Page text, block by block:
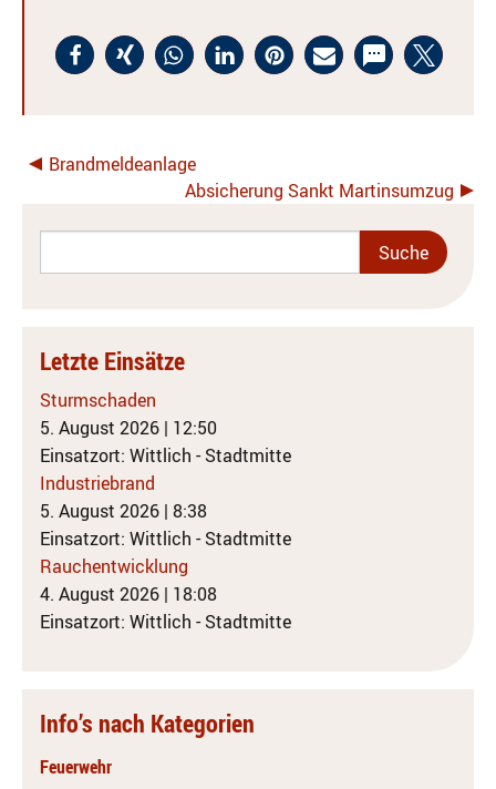
Brandmeldeanlage
Absicherung Sankt Martinsumzug
Letzte Einsätze
Sturmschaden
5. August 2026 | 12:50
Einsatzort: Wittlich - Stadtmitte
Industriebrand
5. August 2026 | 8:38
Einsatzort: Wittlich - Stadtmitte
Rauchentwicklung
4. August 2026 | 18:08
Einsatzort: Wittlich - Stadtmitte
Info’s nach Kategorien
Feuerwehr